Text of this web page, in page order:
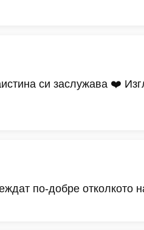
си заслужава ❤️
по-добре отколкото